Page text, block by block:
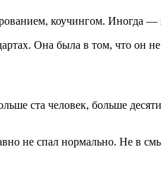
коучингом. Иногда
Она была в том, что
ста человек, больше
не спал нормально. Не в